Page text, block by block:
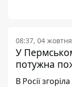
08:37, 04
У
потужна
В Росії